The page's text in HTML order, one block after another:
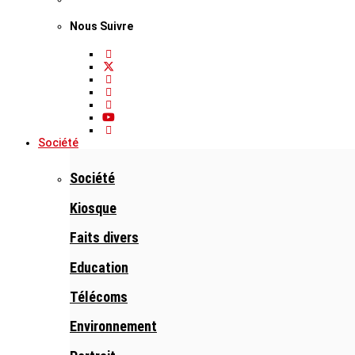
Nous Suivre
Société
Société
Kiosque
Faits divers
Education
Télécoms
Environnement